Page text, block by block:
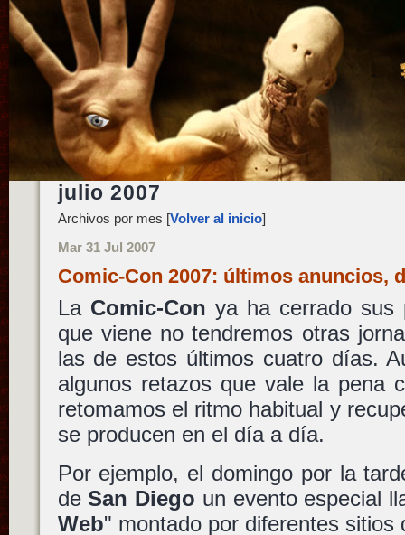
julio 2007
Archivos por mes [Volver al inicio]
Mar 31 Jul 2007
Comic-Con 2007: últimos anuncios,
La Comic-Con ya ha cerrado sus
que viene no tendremos otras
las de estos últimos cuatro días.
algunos retazos que vale la pena
retomamos el ritmo habitual y
se producen en el día a día.
Por ejemplo, el domingo por la
deSan Diego un evento especial
Web" montado por diferentes sitios